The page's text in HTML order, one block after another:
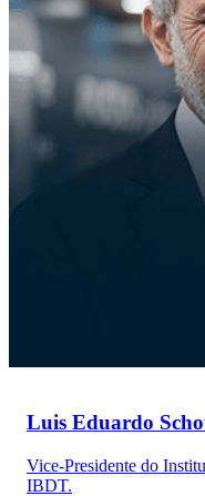
Luis Eduardo
Vice-Presidente do
IBDT.